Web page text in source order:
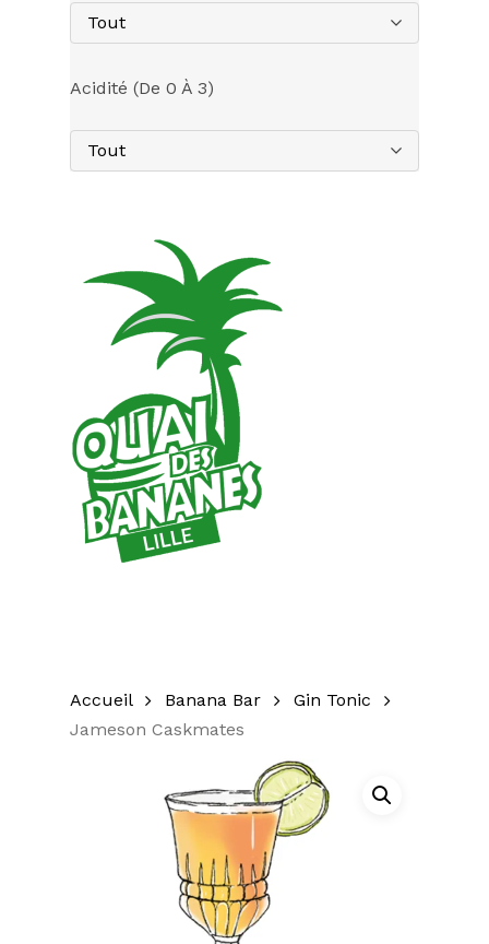
Tout
Acidité (de 0 À 3)
Tout
Accueil Banana Bar
Gin Tonic
Jameson Caskmates